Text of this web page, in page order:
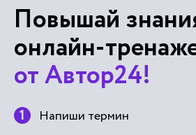
Повышай
онлайн-
от Автор24!
Напиши термин